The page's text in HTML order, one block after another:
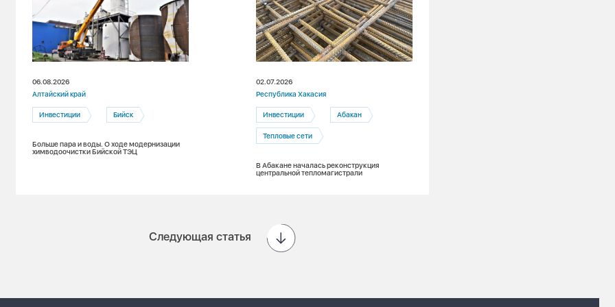
06.08.2026
Алтайский край
Инвестиции Бийск
Больше пара и воды. О ходе модернизации
химводоочистки Бийской ТЭЦ
02.07.2026
Республика Хакасия
Инвестиции Абакан
Тепловые сети
В Абакане началась реконструкция
центральной тепломагистрали
Следующая статья